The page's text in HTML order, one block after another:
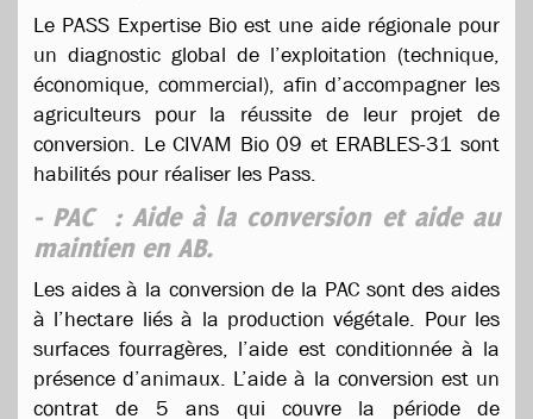
Le PASS Expertise Bio est une aide régionale pour
un diagnostic global de l’exploitation (technique,
économique, commercial), afin d’accompagner les
agriculteurs pour la réussite de leur projet de
conversion. Le CIVAM Bio 09 et ERABLES-31 sont
habilités pour réaliser les Pass.
- PAC : Aide à la conversion et aide au
maintien en AB.
Les aides à la conversion de la PAC sont des aides
à l’hectare liés à la production végétale. Pour les
surfaces fourragères, l’aide est conditionnée à la
présence d’animaux. L’aide à la conversion est un
contrat de 5 ans qui couvre la période de